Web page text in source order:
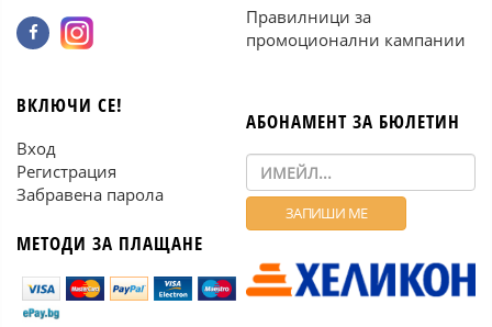
Правилници за
промоционални кампании
ВКЛЮЧИ СЕ!
Вход
Регистрация
Забравена парола
МЕТОДИ ЗА ПЛАЩАНЕ
АБОНАМЕНТ ЗА БЮЛЕТИН